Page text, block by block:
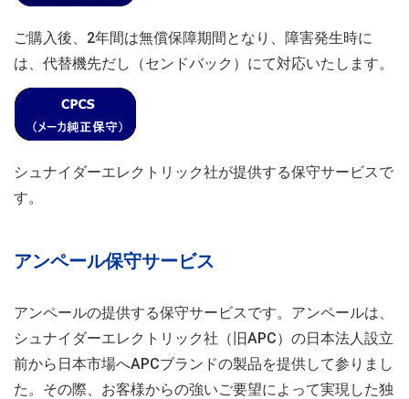
ご購入後、2年間は無償保障期間となり、障害発生時に
は、代替機先だし（センドバック）にて対応いたします。
シュナイダーエレクトリック社が提供する保守サービスで
す。
アンペール保守サービス
アンペールの提供する保守サービスです。アンペールは、
シュナイダーエレクトリック社（旧APC）の日本法人設立
前から日本市場へAPCブランドの製品を提供して参りまし
た。その際、お客様からの強いご要望によって実現した独